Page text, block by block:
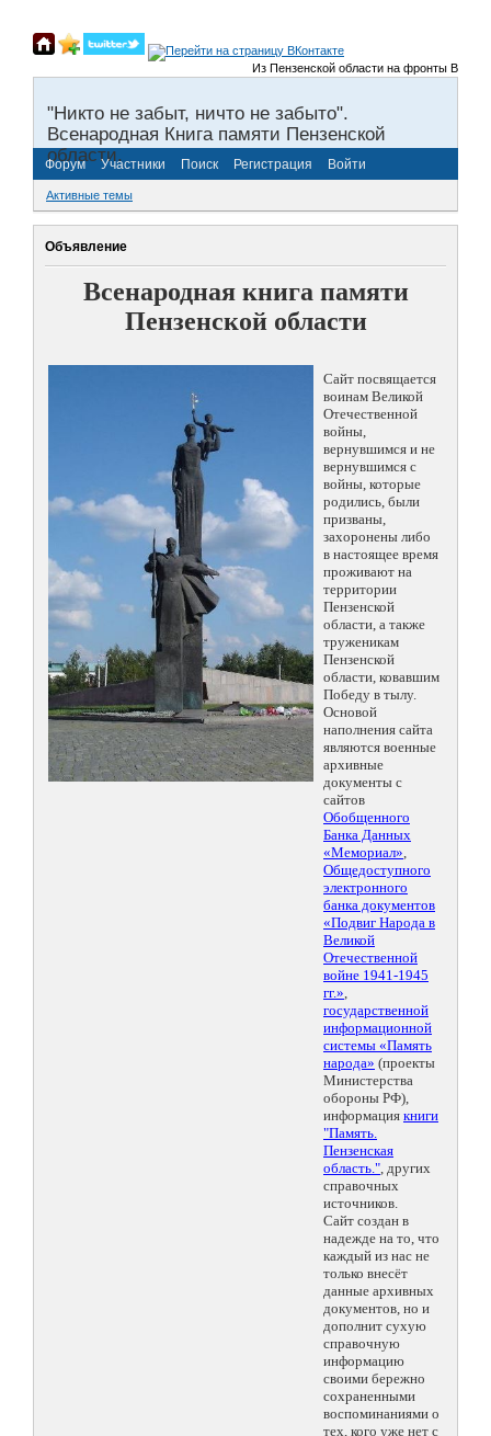
Из Пензенской области на фронты
"Никто не забыт, ничто не забыто".
Всенародная Книга памяти Пензенской
области.
Форум Участники Поиск Регистрация Войти
Активные темы
Объявление
Всенародная книга памяти
Пензенской области
Сайт посвящается
воинам Великой
Отечественной
войны,
вернувшимся и не
вернувшимся с
войны, которые
родились, были
призваны,
захоронены либо
в настоящее время
проживают на
территории
Пензенской
области, а также
труженикам
Пензенской
области, ковавшим
Победу в тылу.
Основой
наполнения сайта
являются военные
архивные
документы с
сайтов
Обобщенного
Банка Данных
«Мемориал»,
Общедоступного
электронного
банка документов
«Подвиг Народа в
Великой
Отечественной
войне 1941-1945
гг.»,
государственной
информационной
системы «Память
народа» (проекты
Министерства
обороны РФ),
информация книги
"Память.
Пензенская
область.", других
справочных
источников.
Сайт создан в
надежде на то, что
каждый из нас не
только внесёт
данные архивных
документов, но и
дополнит сухую
справочную
информацию
своими бережно
сохраненными
воспоминаниями о
тех, кого уже нет с